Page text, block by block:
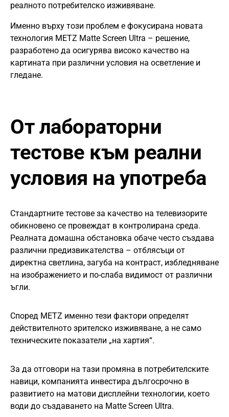
реалното потребителско изживяване.
Именно върху този проблем е фокусирана новата
технология METZ Matte Screen Ultra – решение,
разработено да осигурява високо качество на
картината при различни условия на осветление и
гледане.
От лабораторни
тестове към реални
условия на употреба
Стандартните тестове за качество на телевизорите
обикновено се провеждат в контролирана среда.
Реалната домашна обстановка обаче често създава
различни предизвикателства – отблясъци от
директна светлина, загуба на контраст, избледняване
на изображението и по-слаба видимост от различни
ъгли.
Според METZ именно тези фактори определят
действителното зрителско изживяване, а не само
техническите показатели „на хартия“.
За да отговори на тази промяна в потребителските
навици, компанията инвестира дългосрочно в
развитието на матови дисплейни технологии, което
води до създаването на Matte Screen Ultra.